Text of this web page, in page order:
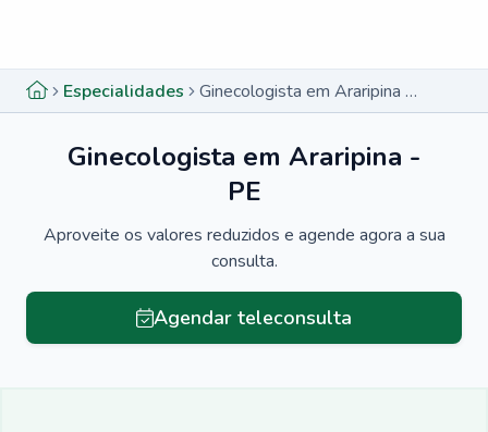
Especialidades Ginecologista em Araripina - PE
Ginecologista em Araripina -
PE
Aproveite os valores reduzidos e agende agora a sua
consulta.
Agendar teleconsulta